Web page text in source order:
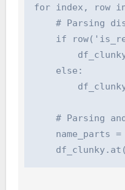
for index, row
# Parsing
if
    else:
# Parsing
name_parts =